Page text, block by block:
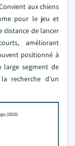
aux chiens
pour le jeu et
distance de lancer
améliorant
positionné à
segment de
recherche d'un